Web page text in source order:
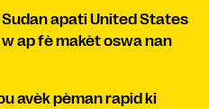
apati United States
ap fè makèt oswa nan
avèk pèman rapid ki